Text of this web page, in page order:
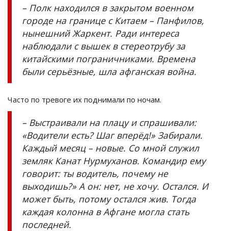
– Полк находился в закрытом военном
городе на границе с Китаем – Панфилов,
нынешний Жаркент. Ради интереса
наблюдали с вышек в стереотрубу за
китайскими пограничниками. Времена
были серьёзные, шла афганская война.
Часто по тревоге их поднимали по ночам.
– Выстраивали на плацу и спрашивали:
«Водители есть? Шаг вперёд!» Забирали.
Каждый месяц – новые. Со мной служил
земляк Канат Нурмуханов. Командир ему
говорит: ты водитель, почему не
выходишь?» А он: нет, не хочу. Остался. И
может быть, потому остался жив. Тогда
каждая колонна в Афгане могла стать
последней.